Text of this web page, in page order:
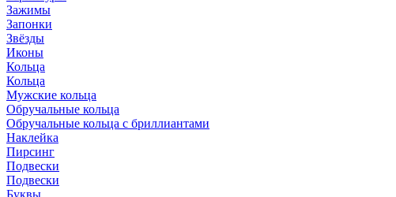
Зажимы
Запонки
Звёзды
Иконы
Кольца
Кольца
Мужские кольца
Обручальные кольца
Обручальные кольца с бриллиантами
Наклейка
Пирсинг
Подвески
Подвески
Буквы